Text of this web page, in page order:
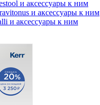
и аксессуары к ним
и аксессуары к ним
и аксессуары к ним